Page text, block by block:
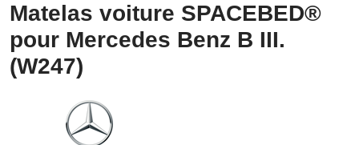
Matelas voiture SPACEBED®
pour Mercedes Benz B III.
(W247)